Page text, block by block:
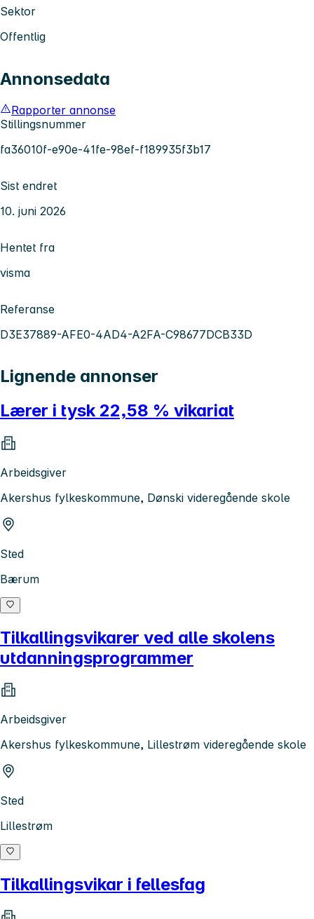
Sektor
Offentlig
Annonsedata
Rapporter annonse
Stillingsnummer
fa36010f-e90e-41fe-98ef-f189935f3b17
Sist endret
10. juni 2026
Hentet fra
visma
Referanse
D3E37889-AFE0-4AD4-A2FA-C98677DCB33D
Lignende annonser
Lærer i tysk 22,58 % vikariat
Arbeidsgiver
Akershus fylkeskommune, Dønski videregående skole
Sted
Bærum
Tilkallingsvikarer ved alle skolens
utdanningsprogrammer
Arbeidsgiver
Akershus fylkeskommune, Lillestrøm videregående skole
Sted
Lillestrøm
Tilkallingsvikar i fellesfag